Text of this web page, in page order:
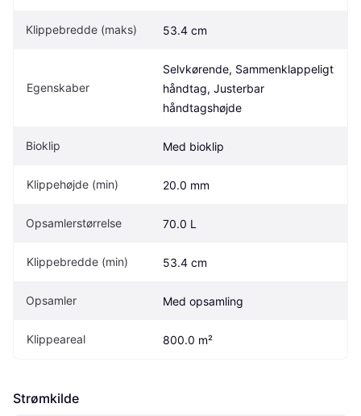
Klippebredde (maks) 53.4 cm
Egenskaber
Selvkørende, Sammenklappeligt
håndtag, Justerbar
håndtagshøjde
Bioklip Med bioklip
Klippehøjde (min) 20.0 mm
Opsamlerstørrelse 70.0 L
Klippebredde (min) 53.4 cm
Opsamler Med opsamling
Klippeareal 800.0 m²
Strømkilde